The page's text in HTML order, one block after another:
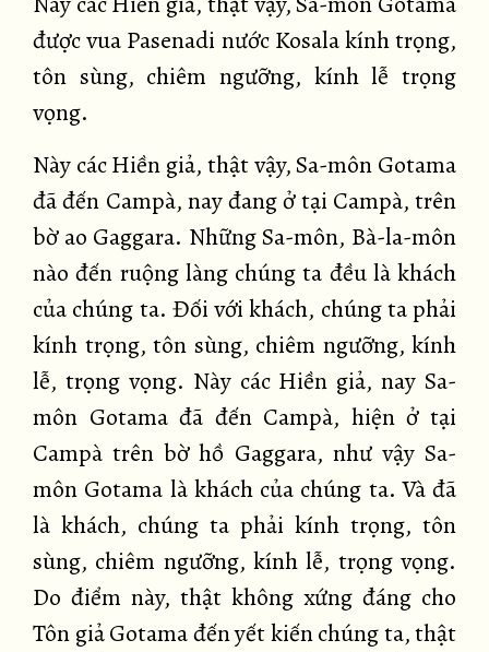
được vua Pasenadi nước Kosala kính trọng,
tôn sùng, chiêm ngưỡng, kính lễ trọng
vọng.
Này các Hiền giả, thật vậy, Sa-môn Gotama
đã đến Campà, nay đang ở tại Campà, trên
bờ ao Gaggara. Những Sa-môn, Bà-la-môn
nào đến ruộng làng chúng ta đều là khách
của chúng ta. Đối với khách, chúng ta phải
kính trọng, tôn sùng, chiêm ngưỡng, kính
lễ, trọng vọng. Này các Hiền giả, nay Sa-
môn Gotama đã đến Campà, hiện ở tại
Campà trên bờ hồ Gaggara, như vậy Sa-
môn Gotama là khách của chúng ta. Và đã
là khách, chúng ta phải kính trọng, tôn
sùng, chiêm ngưỡng, kính lễ, trọng vọng.
Do điểm này, thật không xứng đáng cho
Tôn giả Gotama đến yết kiến chúng ta, thật